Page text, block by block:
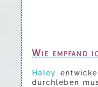
Wie empfand
Haley
durchleben